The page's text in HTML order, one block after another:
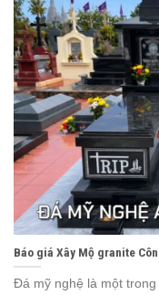
Báo giá Xây Mộ granite
Đá mỹ nghệ là một